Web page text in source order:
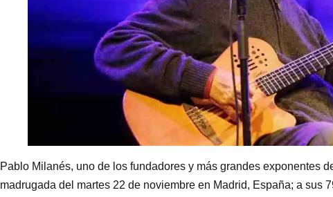
Pablo Milanés, uno de los fundadores y más grandes exponentes
madrugada del martes 22 de noviembre en Madrid, España; a sus